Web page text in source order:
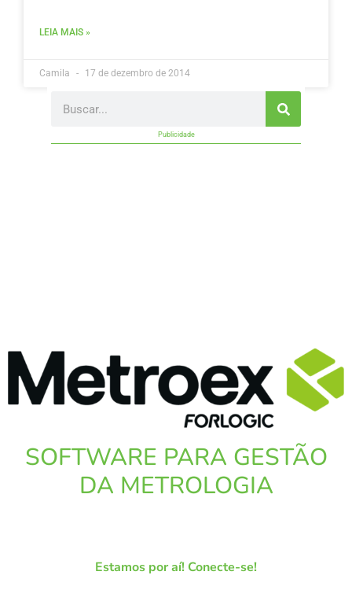
LEIA MAIS »
Camila 17 de dezembro de 2014
Search
Publicidade
SOFTWARE PARA GESTÃO
DA METROLOGIA
Estamos por aí! Conecte-se!